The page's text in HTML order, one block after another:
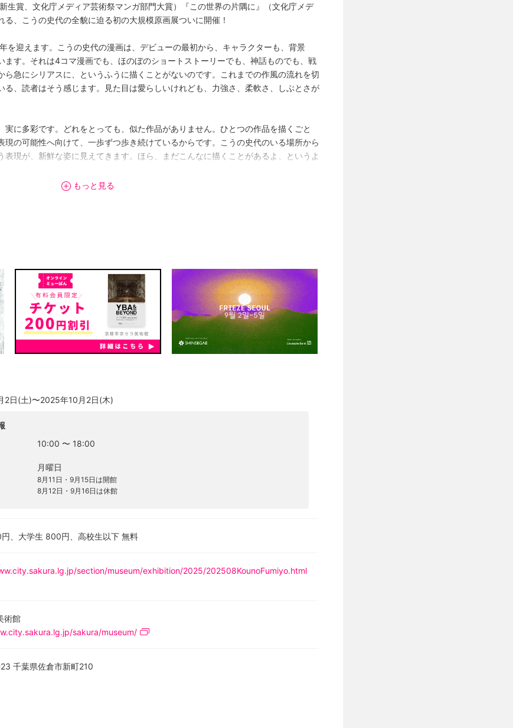
生賞、文化庁メディア芸術祭マンガ部門大賞）『この世界の片隅に』（文化庁メデ
、こうの史代の全貌に迫る初の大規模原画展ついに開催！
を迎えます。こうの史代の漫画は、デビューの最初から、キャラクターも、背景
ます。それは4コマ漫画でも、ほのぼのショートストーリーでも、神話ものでも、戦
急にシリアスに、というふうに描くことがないのです。これまでの作風の流れを切
る、読者はそう感じます。見た目は愛らしいけれども、力強さ、柔軟さ、しぶとさが
実に多彩です。どれをとっても、似た作品がありません。ひとつの作品を描くごと
現の可能性へ向けて、一歩ずつ歩き続けているからです。こうの史代のいる場所から
表現が、新鮮な姿に見えてきます。ほら、まだこんなに描くことがあるよ、というよ
もっと見る
2日(土)〜2025年10月2日(木)
10:00 〜 18:00
月曜日
8月11日・9月15日は開館
8月12日・9月16日は休館
、大学生 800円、高校生以下 無料
section/museum/exhibition/2025/202508KounoFumiyo.html
術館
sakura/museum/
千葉県佐倉市新町210